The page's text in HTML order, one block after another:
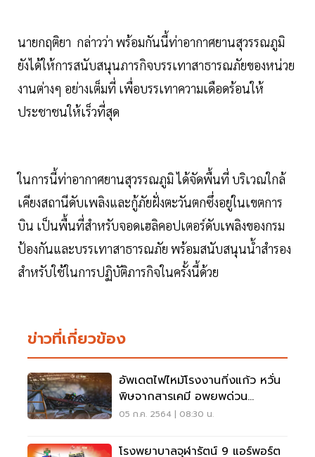
นายกฤติยา กล่าวว่า พร้อมกันนี้ท่าอากาศยานสุวรรณภูมิ
ยังได้ให้การสนับสนุนภารกิจบรรเทาสาธารณภัยของหน่วย
งานต่างๆ อย่างเต็มที่ เพื่อบรรเทาความเดือดร้อนให้
ประชาชนให้เร็วที่สุด
ในการนี้ท่าอากาศยานสุวรรณภูมิ ได้จัดพื้นที่ บริเวณใกล้
เคียงสถานีดับเพลิงและกู้ภัยฝั่งตะวันตกซึ่งอยู่ในเขตการ
บิน เป็นพื้นที่สำหรับจอดเฮลิคอปเตอร์ดับเพลิงของกรม
ป้องกันและบรรเทาสาธารณภัย พร้อมสนับสนุนน้ำสำรอง
สำหรับใช้ในการปฏิบัติภารกิจในครั้งนี้ด้วย
ข่าวที่เกี่ยวข้อง
อัพเดตไฟไหม้โรงงานกิ่งแก้ว หวั่น
พิษจากสารเคมี อพยพด่วน
ประชาชนรัศมี 5 กม.
05 ก.ค. 2564 | 08:30 น.
โรงพยาบาลจุฬารัตน์ 9 แอร์พอร์ต